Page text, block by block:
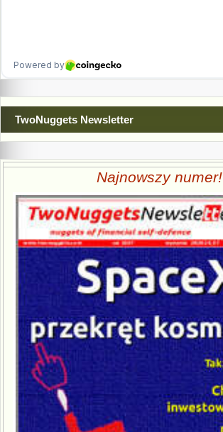
TwoNuggets Newsletter
Najnowszy numer!